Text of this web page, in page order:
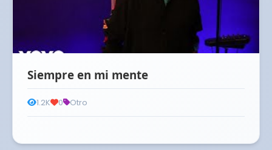
Siempre en mi mente
1.2K 0 Otro